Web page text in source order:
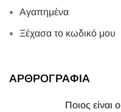
Αγαπημένα
Ξέχασα το κωδικό μου
ΑΡΘΡΟΓΡΑΦΙΑ
Ποιος είναι